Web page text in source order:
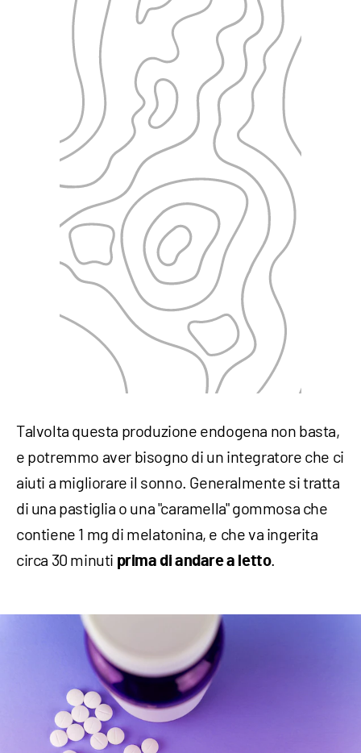
Talvolta questa produzione endogena non basta,
e potremmo aver bisogno di un integratore che ci
aiuti a migliorare il sonno. Generalmente si tratta
di una pastiglia o una "caramella" gommosa che
contiene 1 mg di melatonina, e che va ingerita
circa 30 minuti prima di andare a letto.